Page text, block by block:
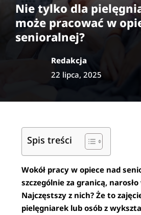
Nie tylko dla
może pracować w
senioralnej?
Redakcja
22 lipca, 2025
Spis treści
Wokół pracy w opiece nad
szczególnie za granicą,
Najczęstszy z nich? Że to
pielęgniarek lub osób z